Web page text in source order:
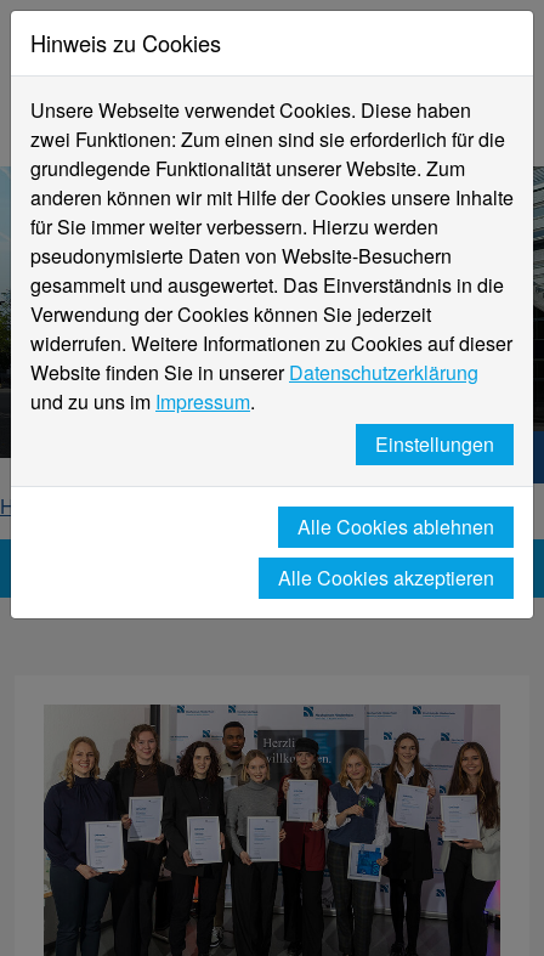
Aktuelle Meldungen
Hochschule Niederrhein
Hochschule Niederrhein. Dein Weg.
Home
News-Detailseite
Hinweis zu Cookies
Unsere Webseite verwendet Cookies. Diese haben
zwei Funktionen: Zum einen sind sie erforderlich für die
grundlegende Funktionalität unserer Website. Zum
anderen können wir mit Hilfe der Cookies unsere Inhalte
für Sie immer weiter verbessern. Hierzu werden
pseudonymisierte Daten von Website-Besuchern
gesammelt und ausgewertet. Das Einverständnis in die
Verwendung der Cookies können Sie jederzeit
widerrufen. Weitere Informationen zu Cookies auf dieser
Website finden Sie in unsererDatenschutzerklärung
und zu uns im Impressum.
Einstellungen
Alle Cookies ablehnen
Alle Cookies akzeptieren